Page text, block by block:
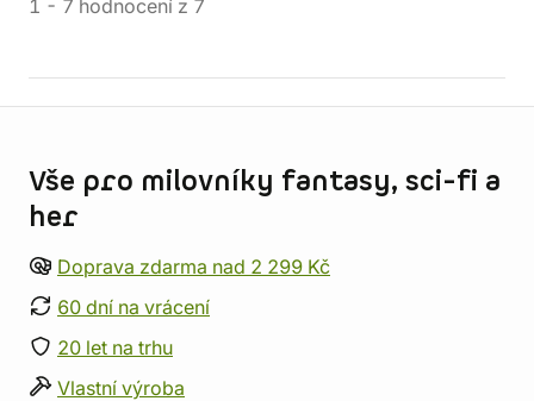
1 - 7 hodnocení z 7
Vše pro milovníky fantasy, sci-fi a
her
Doprava zdarma nad 2 299 Kč
60 dní na vrácení
20 let na trhu
Vlastní výroba